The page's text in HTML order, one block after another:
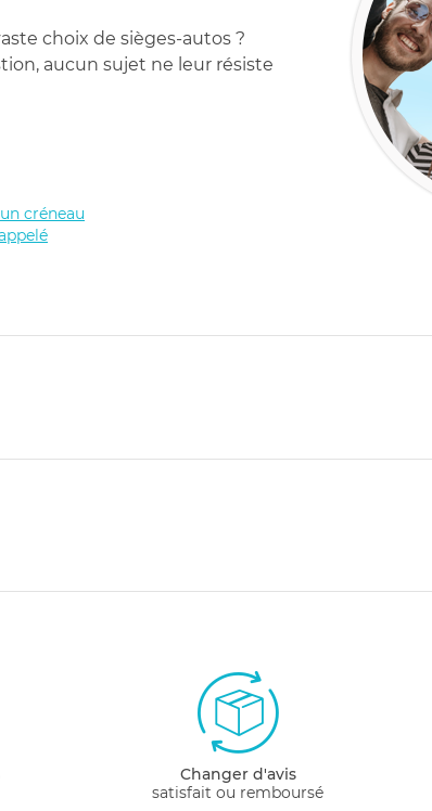
choix de sièges-autos ?
aucun sujet ne leur résiste
créneau
Changer d'avis
satisfait ou remboursé